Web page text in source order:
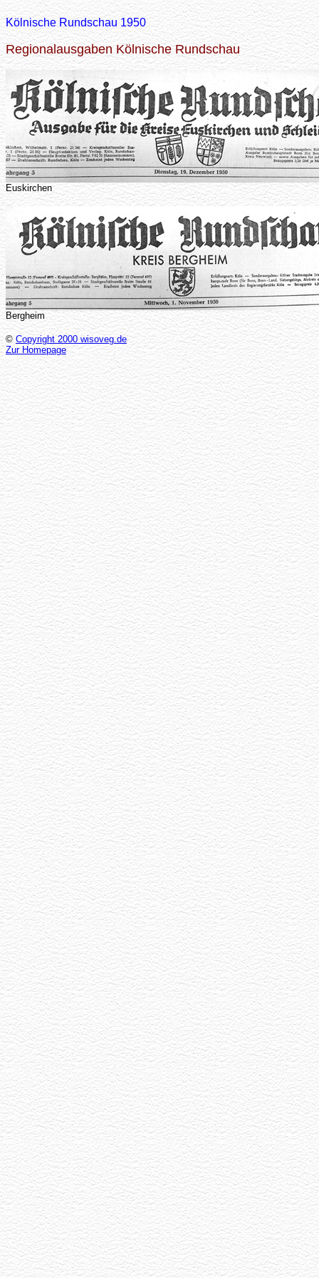
Kölnische Rundschau 1950
Regionalausgaben Kölnische Rundschau
Euskirchen
Bergheim
© Copyright 2000 wisoveg.de
Zur Homepage